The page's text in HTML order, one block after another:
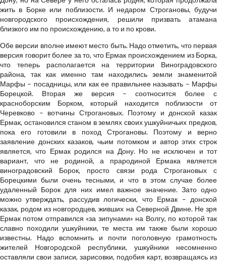
жить в Борке или поблизости. И недаром Строгановы, будучи
новгородского происхождения, решили призвать атамана
близкого им по происхождению, а то и по крови.
Обе версии вполне имеют место быть. Надо отметить, что первая
версия говорит более за то, что Ермак происхождением из Борка,
что теперь располагается на территории Виноградовского
района, так как именно там находились земли знаменитой
Марфы – посадницы, или как ее правильнее называть – Марфы
Борецкой. Вторая же версия – соотносится более с
красноборским Борком, который находится поблизости от
Черевково – вотчины Строгановых. Поэтому и донской казак
Ермак, остановился станом в землях своих ушкуйничьих предков,
пока его готовили в поход Строгановы. Поэтому и верно
заявление донских казаков, чьим потомком и автор этих строк
является, что Ермак родился на Дону. Но не исключен и тот
вариант, что не родиной, а прародиной Ермака является
виноградовский Борок, просто связи рода Строгановых с
Борецкими были очень тесными, и что в этом случае более
удаленный Борок для них имел важное значение. Зато одно
можно утверждать, рассудив логически, что Ермак – донской
казак, родом из новгородцев, живших на Северной Двине. Не зря
Ермак потом отправился «за зипунами» на Волгу, по которой так
славно походили ушкуйники, те места им также были хорошо
известны. Надо вспомнить и почти поголовную грамотность
жителей Новгородской республики, ушкуйники несомненно
оставляли свои записи, зарисовки, подобия карт, возвращаясь из